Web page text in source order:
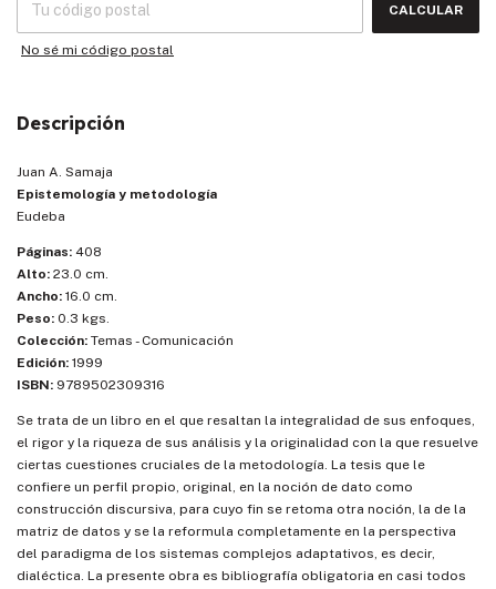
CALCULAR
No sé mi código postal
Descripción
Juan A. Samaja
Epistemología y metodología
Eudeba
Páginas: 408
Alto: 23.0 cm.
Ancho: 16.0 cm.
Peso: 0.3 kgs.
Colección: Temas - Comunicación
Edición: 1999
ISBN: 9789502309316
Se trata de un libro en el que resaltan la integralidad de sus enfoques,
el rigor y la riqueza de sus análisis y la originalidad con la que resuelve
ciertas cuestiones cruciales de la metodología. La tesis que le
confiere un perfil propio, original, en la noción de dato como
construcción discursiva, para cuyo fin se retoma otra noción, la de la
matriz de datos y se la reformula completamente en la perspectiva
del paradigma de los sistemas complejos adaptativos, es decir,
dialéctica. La presente obra es bibliografía obligatoria en casi todos